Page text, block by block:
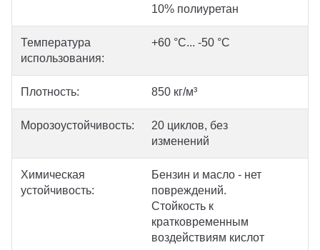
10% полиуретан
Температура
использования:
+60 °С... -50 °С
Плотность: 850 кг/м³
Морозоустойчивость:
20 циклов, без
изменений
Химическая
устойчивость:
Бензин и масло - нет
повреждений.
Стойкость к
кратковременным
воздействиям кислот